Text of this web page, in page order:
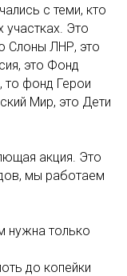
с теми, кто
Это
Слоны ЛНР, это
это Фонд
то фонд Герои
Мир, это Дети
акция. Это
мы работаем
нужна только
до копейки